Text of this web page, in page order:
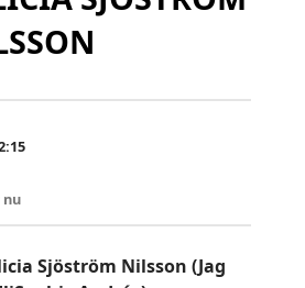
Sjöström Nilsson (Jag